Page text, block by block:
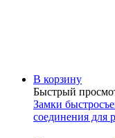
В корзину
Быстрый
Замки
соединения для